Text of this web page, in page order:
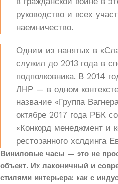
руководство и всех
наемничество.
Одним из нанятых в
служил до 2013 года в
подполковника. В 2014
ЛНР — в одном
название «Группа
октябре 2017 года РБК
«Конкорд менеджмент и
ресторанного холдинга
Виниловые часы — это не
объект. Их лаконичный и
стилями интерьера: как с